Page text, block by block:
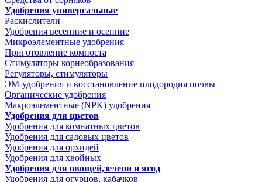
Удобрения универсальные
Раскислители
Удобрения весенние и осенние
Микроэлементные удобрения
Приготовление компоста
Стимуляторы корнеобразования
Регуляторы, стимуляторы
ЭМ-удобрения и восстановление плодородия почвы
Органические удобрения
Макроэлементные (NPK) удобрения
Удобрения для цветов
Удобрения для комнатных цветов
Удобрения для садовых цветов
Удобрения для орхидей
Удобрения для хвойных
Удобрения для овощей,зелени и ягод
Удобрения для огурцов, кабачков